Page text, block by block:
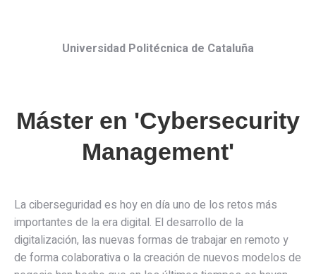
Universidad Politécnica de Cataluña
Máster en 'Cybersecurity
Management'
La ciberseguridad es hoy en día uno de los retos más
importantes de la era digital. El desarrollo de la
digitalización, las nuevas formas de trabajar en remoto y
de forma colaborativa o la creación de nuevos modelos de